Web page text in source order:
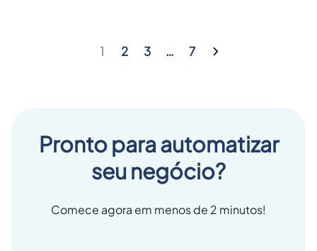
1 2 3 … 7
Pronto para automatizar
seu negócio?
Comece agora em menos de 2 minutos!